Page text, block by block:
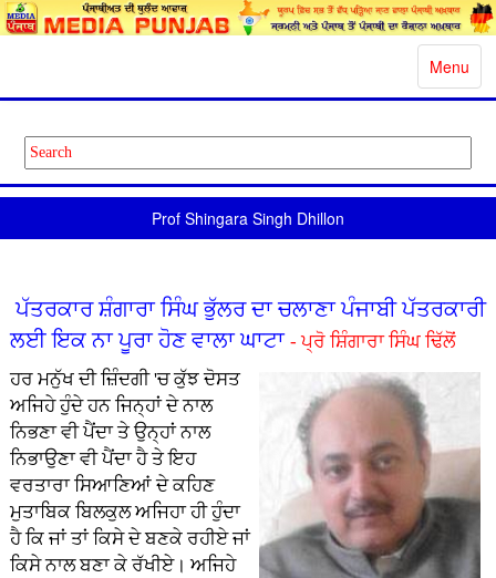
Toggle
Menu
Prof Shingara Singh Dhillon
ਪੱਤਰਕਾਰ ਸ਼ੰਗਾਰਾ ਸਿੰਘ ਭੁੱਲਰ ਦਾ ਚਲਾਣਾ ਪੰਜਾਬੀ ਪੱਤਰਕਾਰੀ
ਲਈ ਇਕ ਨਾ ਪੂਰਾ ਹੋਣ ਵਾਲਾ ਘਾਟਾ - ਪ੍ਰੋ ਸ਼ਿੰਗਾਰਾ ਸਿੰਘ ਢਿੱਲੋਂ
ਹਰ ਮਨੁੱਖ ਦੀ ਜ਼ਿੰਦਗੀ 'ਚ ਕੁੱਝ ਦੋਸਤ
ਅਜਿਹੇ ਹੁੰਦੇ ਹਨ ਜਿਨ੍ਹਾਂ ਦੇ ਨਾਲ
ਨਿਭਣਾ ਵੀ ਪੈਂਦਾ ਤੇ ਉਨ੍ਹਾਂ ਨਾਲ
ਨਿਭਾਉਣਾ ਵੀ ਪੈਂਦਾ ਹੈ ਤੇ ਇਹ
ਵਰਤਾਰਾ ਸਿਆਣਿਆਂ ਦੇ ਕਹਿਣ
ਮੁਤਾਬਿਕ ਬਿਲਕੁਲ ਅਜਿਹਾ ਹੀ ਹੁੰਦਾ
ਹੈ ਕਿ ਜਾਂ ਤਾਂ ਕਿਸੇ ਦੇ ਬਣਕੇ ਰਹੀਏ ਜਾਂ
ਕਿਸੇ ਨਾਲ ਬਣਾ ਕੇ ਰੱਖੀਏ। ਅਜਿਹੇ